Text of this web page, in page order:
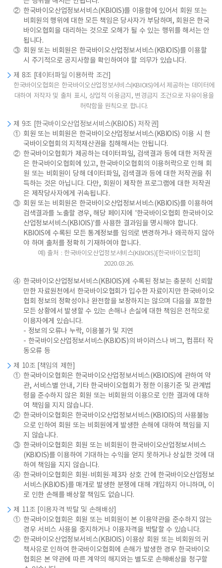
② 한국바이오산업정보서비스(KBIOIS)를 이용함에 있어서 회원 또는
비회원의 행위에 대한 모든 책임은 당사자가 부담하며, 회원은 한국
바이오협회을 대리하는 것으로 오해가 될 수 있는 행위를 해서는 안
됩니다.
③ 회원 또는 비회원은 한국바이오산업정보서비스(KBIOIS)를 이용할
시 주기적으로 공지사항을 확인하여야 할 의무가 있습니다.
제 8조 [데이터파일 이용허락 조건]
한국바이오협회은 한국바이오산업정보서비스(KBIOIS)에서 제공하는 데이터에
대하여 저작자 및 출처 표시, 상업적 이용금지, 변경금지 조건으로 자유이용을
허락함을 원칙으로 합니다.
제 9조 [한국바이오산업정보서비스(KBIOIS) 저작권]
① 회원 또는 비회원은 한국바이오산업정보서비스(KBIOIS) 이용 시 한
국바이오협회의 지적재산권을 침해해서는 안됩니다.
② 한국바이오협회가 제공하는 데이터파일, 검색결과 등에 대한 저작권
은 한국바이오협회에 있고, 한국바이오협회의 이용허락으로 인해 회
원 또는 비회원이 당해 데이터파일, 검색결과 등에 대한 저작권을 취
득하는 것은 아닙니다. 다만, 회원이 제작한 프로그램에 대한 저작권
은 제작당사자에게 귀속됩니다.
③ 회원 또는 비회원은 한국바이오산업정보서비스(KBIOIS)를 이용하여
검색결과를 노출할 경우, 해당 페이지에 '한국바이오협회 한국바이오
산업정보서비스(KBIOIS)'를 사용한 결과임을 명시해야 합니다.
KBIOIS에 수록된 모든 통계정보를 임의로 변경하거나 왜곡하지 않아
야 하며 출처를 정확히 기재하여야 합니다.
예) 출처 : 한국바이오산업정보서비스(KBIOIS)[한국바이오협회]
2020.03.26.
④ 한국바이오산업정보서비스(KBIOIS)에 수록된 정보는 충분히 신뢰할
만한 자료원천에서 한국바이오협회가 입수한 자료이지만 한국바이오
협회 정보의 정확성이나 완전함을 보장하지는 않으며 다음을 포함한
모든 상황에서 발생할 수 있는 손해나 손실에 대한 책임은 전적으로
이용자에게 있습니다.
- 정보의 오류나 누락, 이용불가 및 지연
- 한국바이오산업정보서비스(KBIOIS)의 바이러스나 버그, 컴퓨터 작
동오류 등
제 10조 [책임의 제한]
① 한국바이오협회은 한국바이오산업정보서비스(KBIOIS)에 관하여 약
관, 서비스별 안내, 기타 한국바이오협회가 정한 이용기준 및 관계법
령을 준수하지 않은 회원 또는 비회원의 이용으로 인한 결과에 대하
여 책임을 지지 않습니다.
② 한국바이오협회은 한국바이오산업정보서비스(KBIOIS)의 사용불능
으로 인하여 회원 또는 비회원에게 발생한 손해에 대하여 책임을 지
지 않습니다.
③ 한국바이오협회은 회원 또는 비회원이 한국바이오산업정보서비스
(KBIOIS)를 이용하여 기대하는 수익을 얻지 못하거나 상실한 것에 대
하여 책임을 지지 않습니다.
④ 한국바이오협회은 회원·비회원·제3자 상호 간에 한국바이오산업정보
서비스(KBIOIS)를 매개로 발생한 분쟁에 대해 개입하지 아니하며, 이
로 인한 손해를 배상할 책임도 없습니다.
제 11조 [이용자격 박탈 및 손해배상]
① 한국바이오협회은 회원 또는 비회원이 본 이용약관을 준수하지 않는
경우 서비스 사용을 중지하거나 이용자격을 박탈할 수 있습니다.
② 한국바이오산업정보서비스(KBIOIS) 이용상 회원 또는 비회원의 귀
책사유로 인하여 한국바이오협회에 손해가 발생한 경우 한국바이오
협회은 본 약관에 따른 계약의 해지와는 별도로 손해배상을 청구할